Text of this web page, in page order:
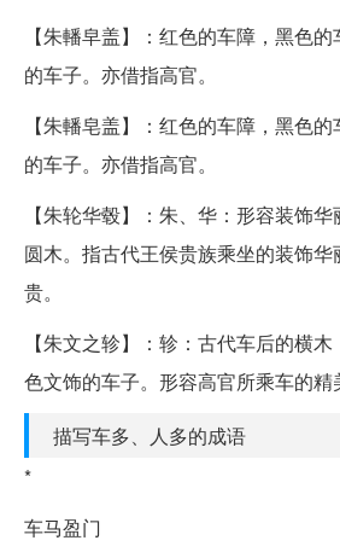
【朱轓皁盖】：红色的车障，黑色
的车子。亦借指高官。
【朱轓皂盖】：红色的车障，黑色
的车子。亦借指高官。
【朱轮华毂】：朱、华：形容装饰
圆木。指古代王侯贵族乘坐的装饰华
贵。
【朱文之轸】：轸：古代车后的横
色文饰的车子。形容高官所乘车的精
描写车多、人多的成语
*
车马盈门